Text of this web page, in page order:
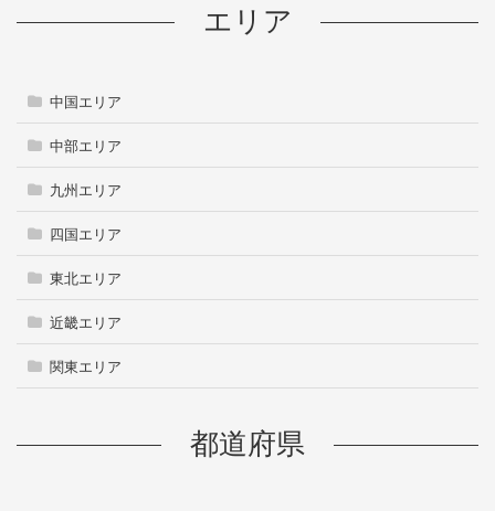
エリア
中国エリア
中部エリア
九州エリア
四国エリア
東北エリア
近畿エリア
関東エリア
都道府県